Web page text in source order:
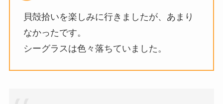
貝殻拾いを楽しみに行きましたが、あまり
なかったです。
シーグラスは色々落ちていました。